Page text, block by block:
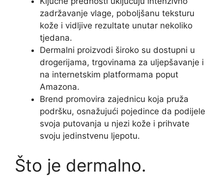
zadržavanje vlage, poboljšanu teksturu
kože i vidljive rezultate unutar nekoliko
tjedana.
Dermalni proizvodi široko su dostupni u
drogerijama, trgovinama za uljepšavanje i
na internetskim platformama poput
Amazona.
Brend promovira zajednicu koja pruža
podršku, osnažujući pojedince da podijele
svoja putovanja u njezi kože i prihvate
svoju jedinstvenu ljepotu.
Što je dermalno.